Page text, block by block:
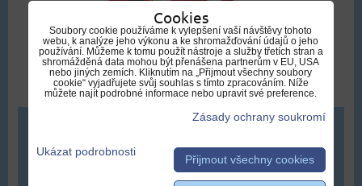
DO KOŠÍKU
Cookies
Soubory cookie používáme k vylepšení vaší návštěvy tohoto
webu, k analýze jeho výkonu a ke shromažďování údajů o jeho
používání. Můžeme k tomu použít nástroje a služby třetích stran a
shromážděná data mohou být přenášena partnerům v EU, USA
nebo jiných zemích. Kliknutím na „Přijmout všechny soubory
cookie“ vyjadřujete svůj souhlas s tímto zpracováním. Níže
můžete najít podrobné informace nebo upravit své preference.
Zásady ochrany soukromí
Ukázat podrobnosti
Přijmout všechny cookies